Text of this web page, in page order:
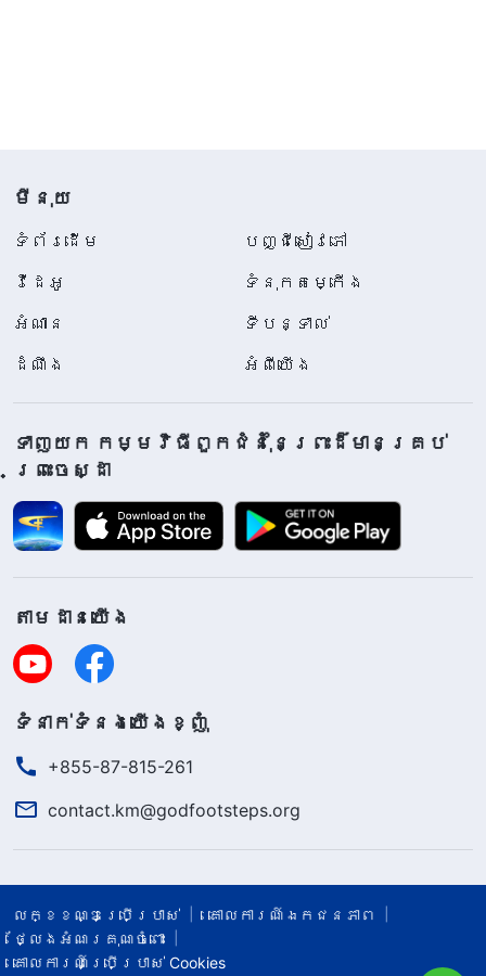
មីនុយ
ទំព័រ​ដើម
បញ្ជីសៀវភៅ
វីដេអូ
ទំនុកតម្កើង
អំណាន
ទីបន្ទាល់
ដំណឹង
អំពីយើង
ទាញយក កម្មវិធីពួកជំនុំនៃព្រះដ៏មានគ្រប់
ព្រះចេស្ដា
តាម​ដាន​យើង​
ទំនាក់​ទំនង​យើង​ខ្ញុំ
+855-87-815-261
contact.km@godfootsteps.org
លក្ខខណ្ឌ​ប្រើប្រាស់​
គោលការណ៍ឯកជនភាព
ថ្លែងអំណរគុណចំពោះ
គោលការណ៍ប្រើប្រាស់ Cookies